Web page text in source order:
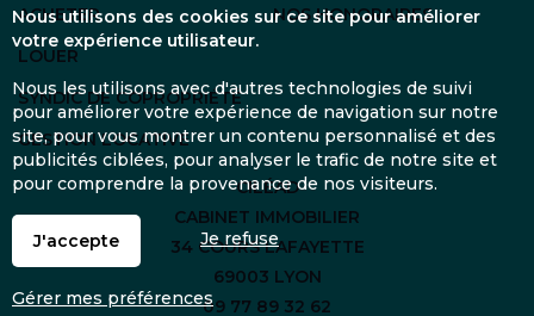
ACHETER
LOUER
SYNDIC DE COPROPRIÉTÉ
GESTION LOCATIVE
NOS HONORAIRES
CILÉAD
CABINET IMMOBILIER
34 COURS LAFAYETTE
69003 LYON
09 77 89 32 62
Nous utilisons des cookies sur ce site pour améliorer
votre expérience utilisateur.
Nous les utilisons avec d'autres technologies de suivi
pour améliorer votre expérience de navigation sur notre
site, pour vous montrer un contenu personnalisé et des
publicités ciblées, pour analyser le trafic de notre site et
pour comprendre la provenance de nos visiteurs.
J'accepte Je refuse
Gérer mes préférences